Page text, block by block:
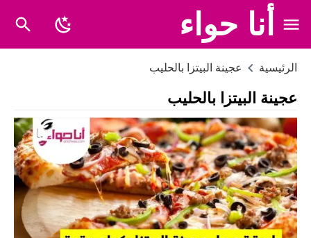
أنا حواء
الرئيسية عجينة البيتزا بالحليب
عجينة البيتزا بالحليب